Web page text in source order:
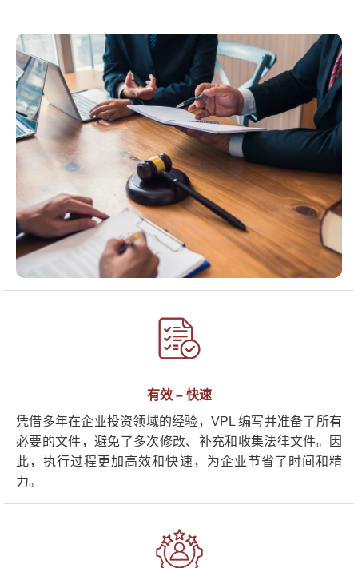
有效 – 快速
凭借多年在企业投资领域的经验，VPL 编写并准备了所有
必要的文件，避免了多次修改、补充和收集法律文件。因
此，执行过程更加高效和快速，为企业节省了时间和精
力。